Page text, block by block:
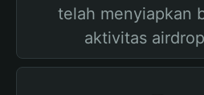
telah menyiapkan
aktivitas